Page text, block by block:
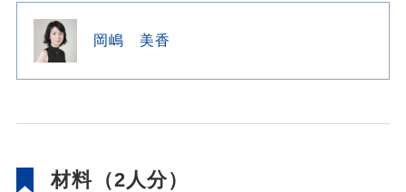
岡嶋 美香
材料（2人分）